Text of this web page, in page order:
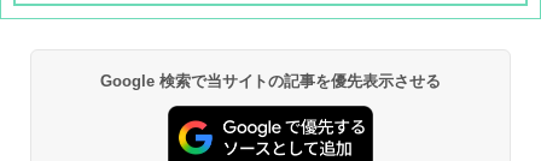
BUNDOK(バンドック)ソロ ドーム 1 EX BDK
-08EX カーキ ソロキャンプ ポリエステル フ
レーム テント
Google 検索で当サイトの記事を優先表示させる